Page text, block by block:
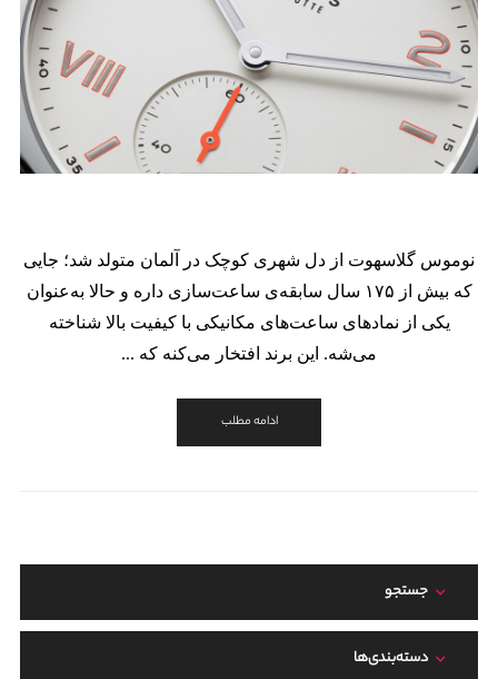
نوموس گلاسهوت از دل شهری کوچک در آلمان متولد شد؛ جایی
که بیش از ۱۷۵ سال سابقه‌ی ساعت‌سازی داره و حالا به‌عنوان
یکی از نمادهای ساعت‌های مکانیکی با کیفیت بالا شناخته
می‌شه. این برند افتخار می‌کنه که ...
ادامه مطلب
جستجو
دسته‌بندی‌ها